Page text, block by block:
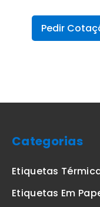
Pedir
Categorias
Etiquetas
Etiquetas Em